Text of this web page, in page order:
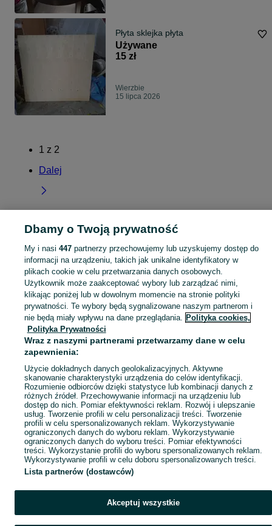
Płyta sklejka płyta
Używane
15 zł
Wierzbie
15 lipca 2026
1 z 2
Dalej
Strona główna Wielkopolskie Wierzbie
KATEGORIA
Skorzystaj z największego serwisu ogłoszeniowego - Wierzbie i okolice! Kupuj to, czego pragniesz i sprzedawaj to, czego już nie potrzebujesz! Zobacz
Mapa kategorii
Mapa miejscowości
Mapa ministron
Popularne wyszukiwania
Dbamy o Twoją prywatność
My i nasi 447partnerzy przechowujemy lub uzyskujemy dostęp do
informacji na urządzeniu, takich jak unikalne identyfikatory w
plikach cookie w celu przetwarzania danych osobowych.
Użytkownik może zaakceptować wybory lub zarządzać nimi,
klikając poniżej lub w dowolnym momencie na stronie polityki
prywatności. Te wybory będą sygnalizowane naszym partnerom i
nie będą miały wpływu na dane przeglądania. Polityka cookies,
Polityka Prywatności
Wraz z naszymi partnerami przetwarzamy dane w celu
zapewnienia:
Użycie dokładnych danych geolokalizacyjnych. Aktywne
skanowanie charakterystyki urządzenia do celów identyfikacji.
Rozumienie odbiorców dzięki statystyce lub kombinacji danych z
różnych źródeł. Przechowywanie informacji na urządzeniu lub
dostęp do nich. Pomiar efektywności reklam. Rozwój i ulepszanie
usług. Tworzenie profili w celu personalizacji treści. Tworzenie
profili w celu spersonalizowanych reklam. Wykorzystywanie
ograniczonych danych do wyboru reklam. Wykorzystywanie
ograniczonych danych do wyboru treści. Pomiar efektywności
treści. Wykorzystanie profili do wyboru spersonalizowanych reklam.
Wykorzystywanie profili w celu doboru spersonalizowanych treści.
Lista partnerów (dostawców)
Akceptuj wszystkie